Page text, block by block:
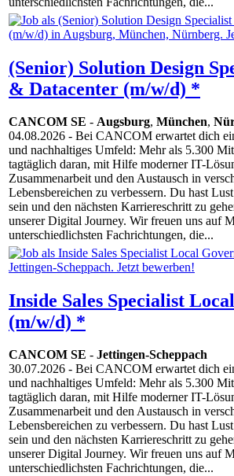
(Senior) Solution Design
& Datacenter (m/w/d) *
CANCOM SE - Augsburg, München,
04.08.2026 - Bei CANCOM erwartet dich
und nachhaltiges Umfeld: Mehr als 5.300
tagtäglich daran, mit Hilfe moderner IT-
Zusammenarbeit und den Austausch in
Lebensbereichen zu verbessern. Du hast
sein und den nächsten Karriereschritt zu
unserer Digital Journey. Wir freuen uns auf
unterschiedlichsten Fachrichtungen, die...
Inside Sales Specialist
(m/w/d) *
CANCOM SE - Jettingen-Scheppach
30.07.2026 - Bei CANCOM erwartet dich
und nachhaltiges Umfeld: Mehr als 5.300
tagtäglich daran, mit Hilfe moderner IT-
Zusammenarbeit und den Austausch in
Lebensbereichen zu verbessern. Du hast
sein und den nächsten Karriereschritt zu
unserer Digital Journey. Wir freuen uns auf
unterschiedlichsten Fachrichtungen, die...